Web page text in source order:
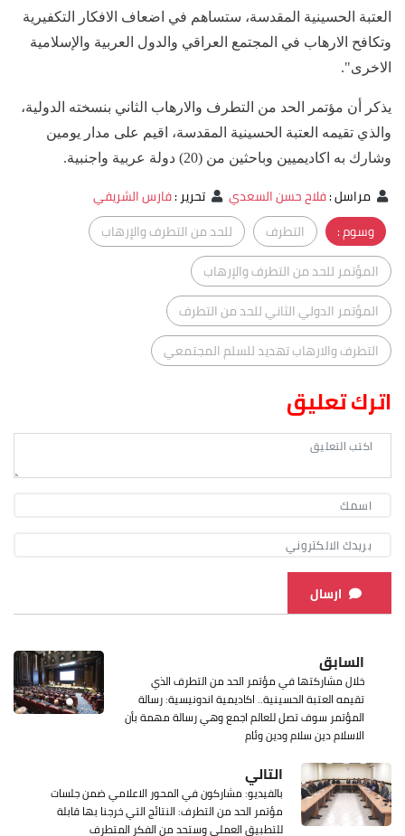
العتبة الحسينية المقدسة، ستساهم في اضعاف الافكار التكفيرية
وتكافح الارهاب في المجتمع العراقي والدول العربية والإسلامية
الاخرى".
يذكر أن مؤتمر الحد من التطرف والارهاب الثاني بنسخته الدولية،
والذي تقيمه العتبة الحسينية المقدسة، اقيم على مدار يومين
وشارك به اكاديميين وباحثين من (20) دولة عربية واجنبية.
مراسل:فلاح حسن السعدي تحرير:فارس الشريفي
وسوم :
التطرف
للحد من التطرف والإرهاب
المؤتمر للحد من التطرف والإرهاب
المؤتمر الدولي الثاني للحد من التطرف
التطرف والارهاب تهديد للسلم المجتمعي
اترك تعليق
ارسال
السابق
خلال مشاركتها في مؤتمر الحد من التطرف الذي
تقيمه العتبة الحسينية.. اكاديمية اندونيسية: رسالة
المؤتمر سوف تصل للعالم اجمع وهي رسالة مهمة بأن
الاسلام دين سلام ودين وئام
التالي
بالفيديو: مشاركون في المحور الاعلامي ضمن جلسات
مؤتمر الحد من التطرف: النتائج التي خرجنا بها قابلة
للتطبيق العملي وستحد من الفكر المتطرف